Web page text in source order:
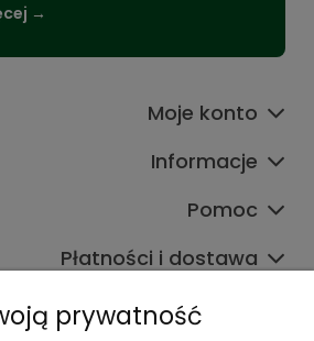
→
Moje konto
Informacje
Pomoc
Płatności i dostawa
Wpisy
prywatność